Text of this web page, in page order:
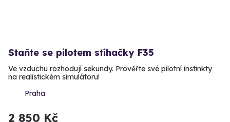
Staňte se pilotem stíhačky F35
Ve vzduchu rozhodují sekundy. Prověřte své pilotní instinkty
na realistickém simulátoru!
Praha
2 850 Kč